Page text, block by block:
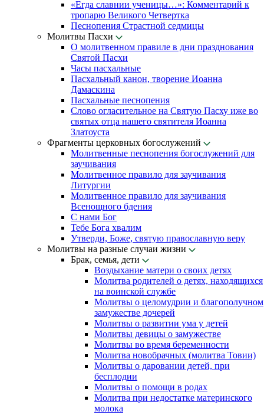
«Егда славнии ученицы…»: Комментарий к
тропарю Великого Четвертка
Песнопения Страстной седмицы
Молитвы Пасхи
О молитвенном правиле в дни празднования
Святой Пасхи
Часы пасхальные
Пасхальный канон, творение Иоанна
Дамаскина
Пасхальные песнопения
Слово огласительное на Святую Пасху иже во
святых отца нашего святителя Иоанна
Златоуста
Фрагменты церковных богослужений
Молитвенные песнопения богослужений для
заучивания
Молитвенное правило для заучивания
Литургии
Молитвенное правило для заучивания
Всенощного бдения
С нами Бог
Тебе Бога хвалим
Утверди, Боже, святую православную веру
Молитвы на разные случаи жизни
Брак, семья, дети
Воздыхание матери о своих детях
Молитва родителей о детях, находящихся
на воинской службе
Молитвы о целомудрии и благополучном
замужестве дочерей
Молитвы о развитии ума у детей
Молитвы девицы о замужестве
Молитвы во время беременности
Молитва новобрачных (молитва Товии)
Молитвы о даровании детей, при
бесплодии
Молитвы о помощи в родах
Молитва при недостатке материнского
молока